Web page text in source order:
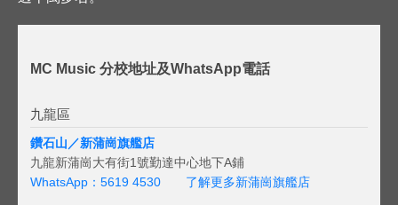
MC Music 分校地址及WhatsApp電話
九龍區
鑽石山／新蒲崗旗艦店
九龍新蒲崗大有街1號勤達中心地下A鋪
WhatsApp：5619 4530
了解更多新蒲崗旗艦店